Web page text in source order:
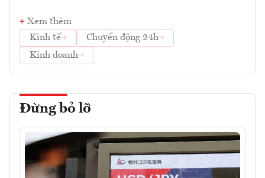
Xem thêm
Kinh tế
Chuyển động 24h
Kinh doanh
Đừng bỏ lỡ